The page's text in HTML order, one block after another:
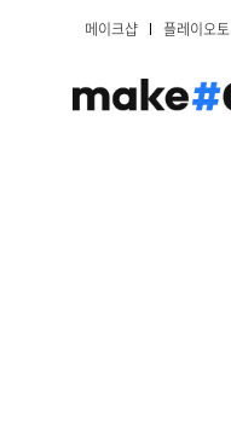
메이크샵 플레이오토